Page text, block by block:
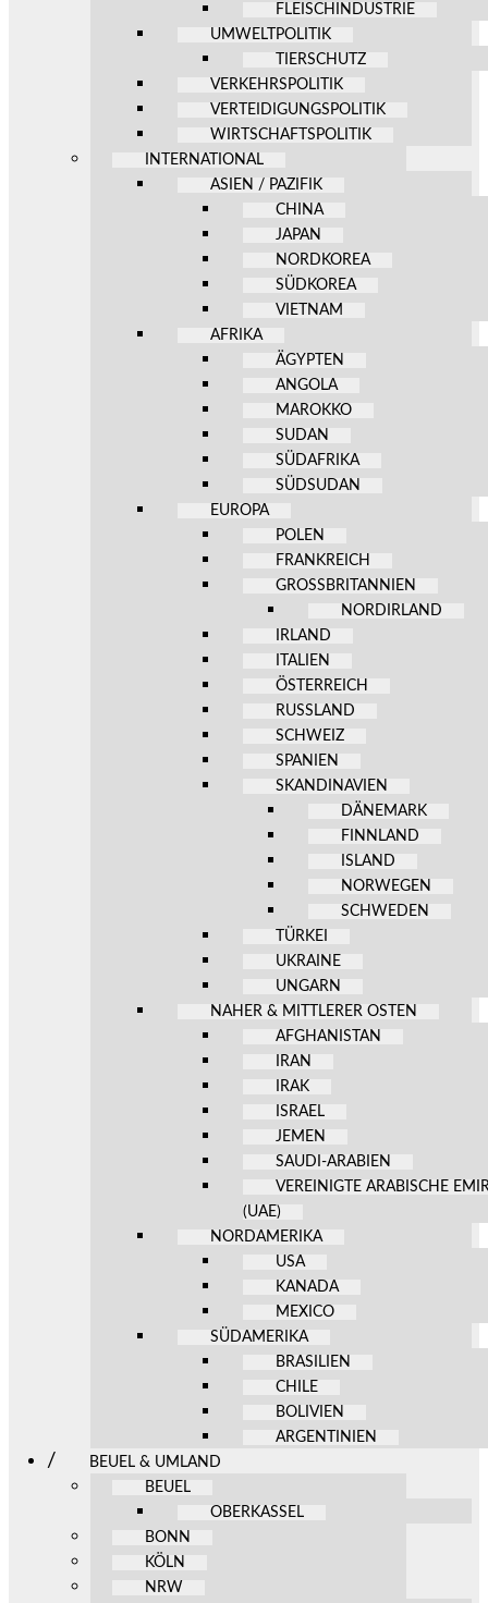
FLEISCHINDUSTRIE
UMWELTPOLITIK
TIERSCHUTZ
VERKEHRSPOLITIK
VERTEIDIGUNGSPOLITIK
WIRTSCHAFTSPOLITIK
INTERNATIONAL
ASIEN / PAZIFIK
CHINA
JAPAN
NORDKOREA
SÜDKOREA
VIETNAM
AFRIKA
ÄGYPTEN
ANGOLA
MAROKKO
SUDAN
SÜDAFRIKA
SÜDSUDAN
EUROPA
POLEN
FRANKREICH
GROSSBRITANNIEN
NORDIRLAND
IRLAND
ITALIEN
ÖSTERREICH
RUSSLAND
SCHWEIZ
SPANIEN
SKANDINAVIEN
DÄNEMARK
FINNLAND
ISLAND
NORWEGEN
SCHWEDEN
TÜRKEI
UKRAINE
UNGARN
NAHER & MITTLERER OSTEN
AFGHANISTAN
IRAN
IRAK
ISRAEL
JEMEN
SAUDI-ARABIEN
VEREINIGTE ARABISCHE
(UAE)
NORDAMERIKA
USA
KANADA
MEXICO
SÜDAMERIKA
BRASILIEN
CHILE
BOLIVIEN
ARGENTINIEN
BEUEL & UMLAND
BEUEL
OBERKASSEL
BONN
KÖLN
NRW